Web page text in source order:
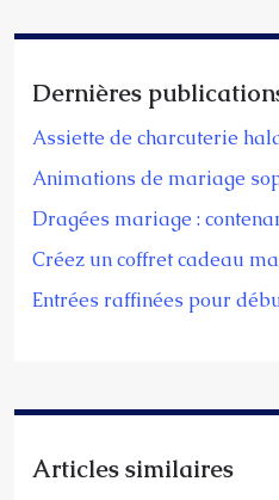
Dernières
Assiette de charcuterie
Animations de mariage
Dragées mariage :
Créez un coffret cadeau
Entrées raffinées pour
Articles similaires